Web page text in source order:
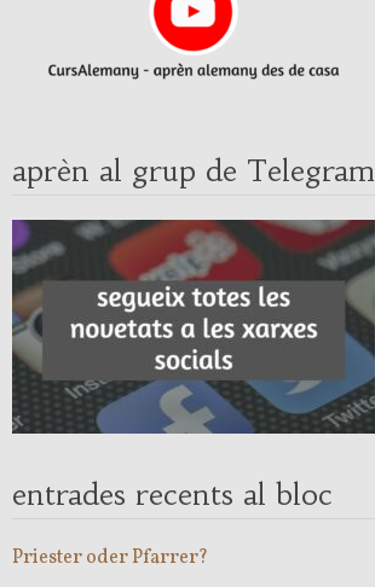
aprèn al grup de Telegram
entrades recents al bloc
Priester oder Pfarrer?